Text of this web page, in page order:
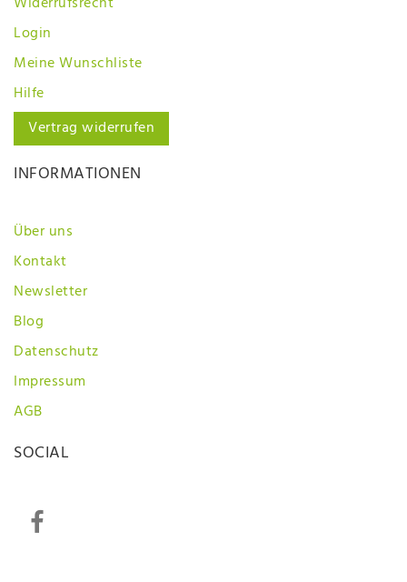
Login
Meine Wunschliste
Hilfe
Vertrag widerrufen
INFORMATIONEN
Über uns
Kontakt
Newsletter
Blog
Datenschutz
Impressum
AGB
SOCIAL